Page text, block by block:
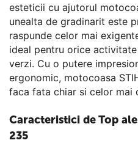
esteticii cu ajutorul
unealta de gradinarit este
raspunde celor mai
ideal pentru orice
verzi. Cu o putere
ergonomic, motocoasa
faca fata chiar si celor mai
Caracteristici de Top
235